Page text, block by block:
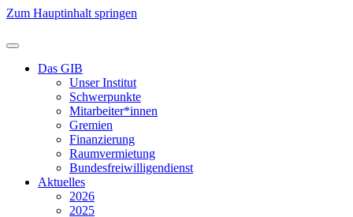
Zum Hauptinhalt springen
Das GIB
Unser Institut
Schwerpunkte
Mitarbeiter*innen
Gremien
Finanzierung
Raumvermietung
Bundesfreiwilligendienst
Aktuelles
2026
2025